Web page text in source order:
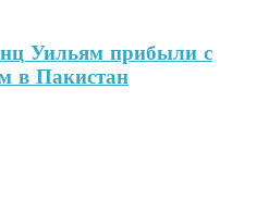
Уильям прибыли с
в Пакистан